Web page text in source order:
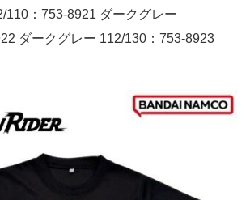
110：753-8921 ダークグレー
ダークグレー 112/130：753-8923